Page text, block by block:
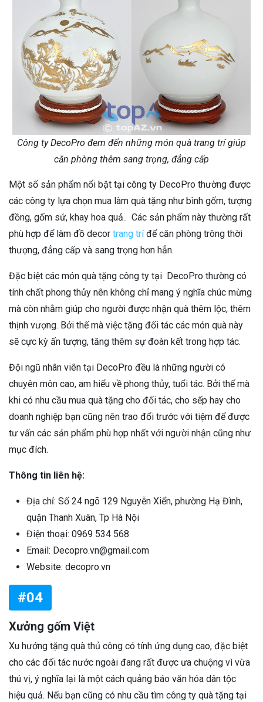
Công ty DecoPro đem đến những món quà trang trí giúp
căn phòng thêm sang trọng, đẳng cấp
Một số sản phẩm nổi bật tại công ty DecoPro thường được
các công ty lựa chọn mua làm quà tặng như bình gốm, tượng
đồng, gốm sứ, khay hoa quả.. Các sản phẩm này thường rất
phù hợp để làm đồ decor trang tríđể căn phòng trông thời
thượng, đẳng cấp và sang trọng hơn hẳn.
Đặc biệt các món quà tặng công ty tại DecoPro thường có
tính chất phong thủy nên không chỉ mang ý nghĩa chúc mừng
mà còn nhằm giúp cho người được nhận quà thêm lộc, thêm
thịnh vượng. Bởi thế mà việc tặng đối tác các món quà này
sẽ cực kỳ ấn tượng, tăng thêm sự đoàn kết trong hợp tác.
Đội ngũ nhân viên tại DecoPro đều là những người có
chuyên môn cao, am hiểu về phong thủy, tuổi tác. Bởi thế mà
khi có nhu cầu mua quà tặng cho đối tác, cho sếp hay cho
doanh nghiệp bạn cũng nên trao đổi trước với tiệm để được
tư vấn các sản phẩm phù hợp nhất với người nhận cũng như
mục đích.
Thông tin liên hệ:
Địa chỉ: Số 24 ngõ 129 Nguyễn Xiển, phường Hạ Đình,
quận Thanh Xuân, Tp Hà Nội
Điện thoại: 0969 534 568
Email: Decopro.vn@gmail.com
Website: decopro.vn
#04
Xưởng gốm Việt
Xu hướng tặng quà thủ công có tính ứng dụng cao, đặc biệt
cho các đối tác nước ngoài đang rất được ưa chuộng vì vừa
thú vị, ý nghĩa lại là một cách quảng báo văn hóa dân tộc
hiệu quả. Nếu bạn cũng có nhu cầu tìm công ty quà tặng tại